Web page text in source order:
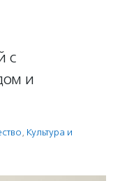
с
и
, Культура и